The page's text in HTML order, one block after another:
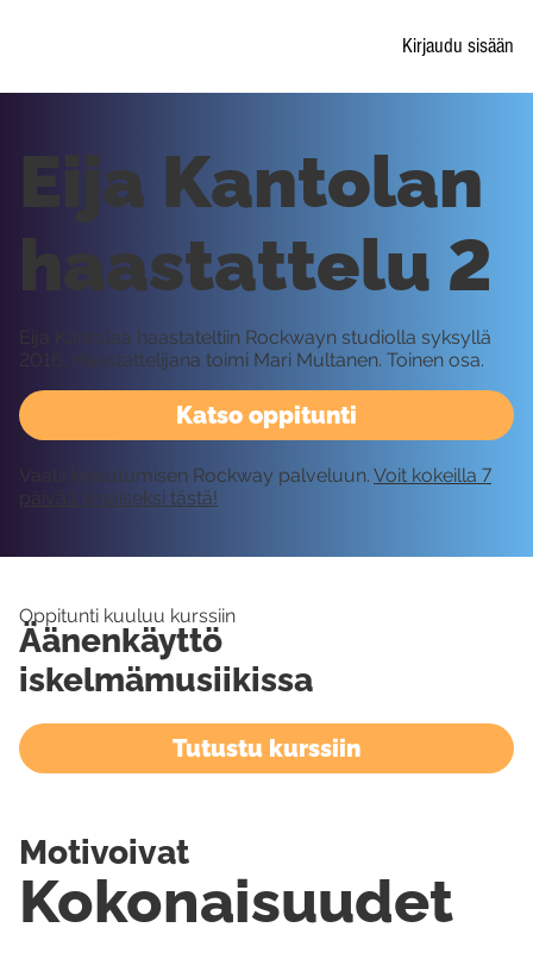
Kirjaudu sisään
Katso oppitunti
Eija Kantolan
haastattelu 2
Eija Kantolaa haastateltiin Rockwayn studiolla syksyllä
2016. Haastattelijana toimi Mari Multanen. Toinen osa.
Vaatii kirjautumisen Rockway palveluun. Voit kokeilla 7
päivää ilmaiseksi tästä!
Oppitunti kuuluu kurssiin
Äänenkäyttö
iskelmämusiikissa
Tutustu kurssiin
Kokonaisuudet
Motivoivat